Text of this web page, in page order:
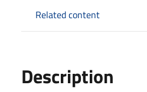
Related content
Description